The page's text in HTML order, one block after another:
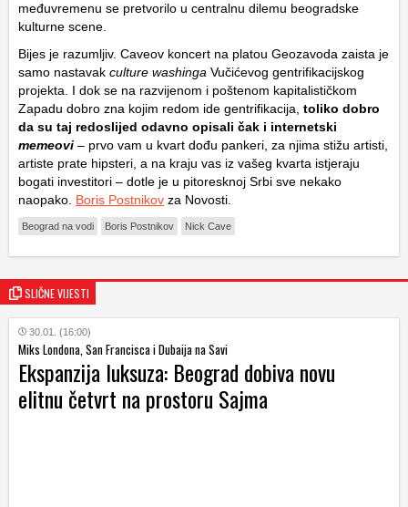
međuvremenu se pretvorilo u centralnu dilemu beogradske
kulturne scene.
Bijes je razumljiv. Caveov koncert na platou Geozavoda zaista je
samo nastavak culture washinga Vučićevog gentrifikacijskog
projekta. I dok se na razvijenom i poštenom kapitalističkom
Zapadu dobro zna kojim redom ide gentrifikacija, toliko dobro
da su taj redoslijed odavno opisali čak i internetski
memeovi – prvo vam u kvart dođu pankeri, za njima stižu artisti,
artiste prate hipsteri, a na kraju vas iz vašeg kvarta istjeraju
bogati investitori – dotle je u pitoresknoj Srbi sve nekako
naopako. Boris Postnikov za Novosti.
Beograd na vodi Boris Postnikov Nick Cave
SLIČNE VIJESTI
30.01. (16:00)
Miks Londona, San Francisca i Dubaija na Savi
Ekspanzija luksuza: Beograd dobiva novu
elitnu četvrt na prostoru Sajma